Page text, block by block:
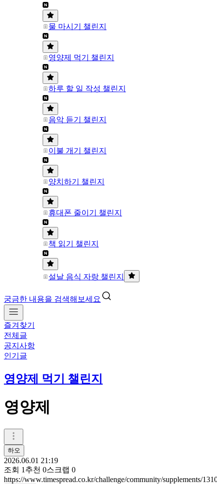
물 마시기 챌린지
영양제 먹기 챌린지
하루 할 일 작성 챌린지
음악 듣기 챌린지
이불 개기 챌린지
양치하기 챌린지
휴대폰 줄이기 챌린지
책 읽기 챌린지
설날 음식 자랑 챌린지
궁금한 내용을 검색해보세요
즐겨찾기
전체글
공지사항
인기글
영양제 먹기 챌린지
영양제
하오
2026.06.01 21:19
조회 1 추천 0스크랩 0
https://www.timespread.co.kr/challenge/community/supplements/